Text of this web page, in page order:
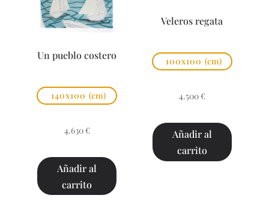
Un pueblo costero
140x100 (cm)
4.630 €
Añadir al
carrito
Veleros regata
100x100 (cm)
4.500 €
Añadir al
carrito